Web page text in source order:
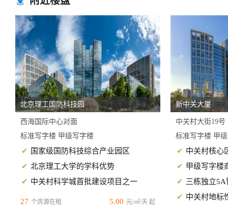
北京理工国防科技园
西海国际中心对面
标准写字楼 甲级写字楼
国家级国防科技综合产业园区
北京理工大学的学科优势
中关村科学城首批建设项目之一
27 个房源在租 5.00 元/㎡/天 起
新中关大厦
中关村大街19号
标准写字楼 甲
中关村核心
甲级写字楼
三栋独立
中关村地标